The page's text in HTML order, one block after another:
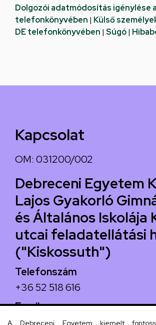
Dolgozói adatmódosítás igénylése
telefonkönyvében | Külső
DE telefonkönyvében | Súgó|
Kapcsolat
OM: 031200/002
Debreceni Egyetem
Lajos Gyakorló
és Általános Iskolája
utcai feladatellátási
("Kiskossuth")
Telefonszám
+36 52 518 616
Email
iskola@kossuth-alt.unideb.hu
A Debreceni Egyetem kiemelt